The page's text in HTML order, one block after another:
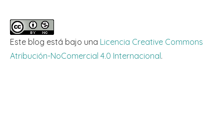
Este blog está bajo una Licencia Creative Commons
Atribución-NoComercial 4.0 Internacional.